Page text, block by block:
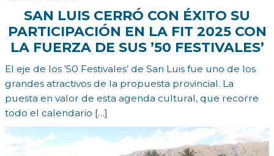
SAN LUIS CERRÓ CON ÉXITO SU
PARTICIPACIÓN EN LA FIT 2025 CON
LA FUERZA DE SUS ’50 FESTIVALES’
El eje de los ’50 Festivales’ de San Luis fue uno de los
grandes atractivos de la propuesta provincial. La
puesta en valor de esta agenda cultural, que recorre
todo el calendario […]